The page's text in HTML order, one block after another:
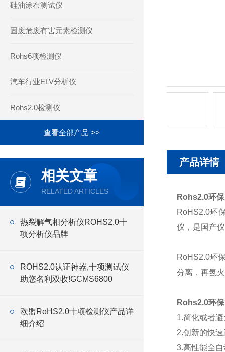
硅油涂布测试仪
固废危废有害元素检测仪
Rohs6项检测仪
汽车行业ELV分析仪
Rohs2.0检测仪
查看全部产品 >>
相关文章
RELATED ARTICLES
热裂解气相分析仪ROHS2.0十
项分析仪品牌
ROHS2.0认证神器,十项测试仪
助您名利双收!GCMS6800
欧盟RoHS2.0十项检测仪产品详
细介绍
产品详情
Rohs2.0环
RoHS2.0环
仪，是国产
RoHS2.0环
分离，再氢
Rohs2.0环
1.简化或者
2.创新的快
3.高性能全